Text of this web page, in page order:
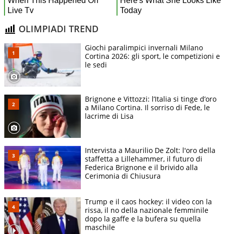
OLIMPIADI TREND
Giochi paralimpici invernali Milano
Cortina 2026: gli sport, le competizioni e
le sedi
Brignone e Vittozzi: l’Italia si tinge d’oro
a Milano Cortina. Il sorriso di Fede, le
lacrime di Lisa
Intervista a Maurilio De Zolt: l'oro della
staffetta a Lillehammer, il futuro di
Federica Brignone e il brivido alla
Cerimonia di Chiusura
Trump e il caos hockey: il video con la
rissa, il no della nazionale femminile
dopo la gaffe e la bufera su quella
maschile